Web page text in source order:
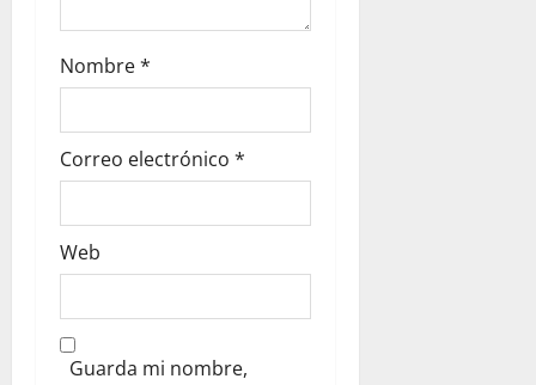
d
s
Nombre*
Correo electrónico *
Web
Guarda mi nombre,